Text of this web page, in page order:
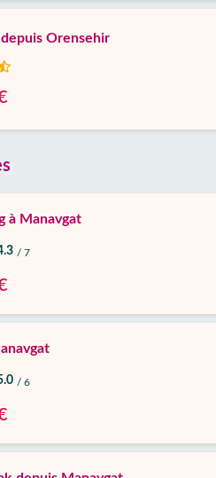
Orensehir
à Manavgat
/ 7
/ 6